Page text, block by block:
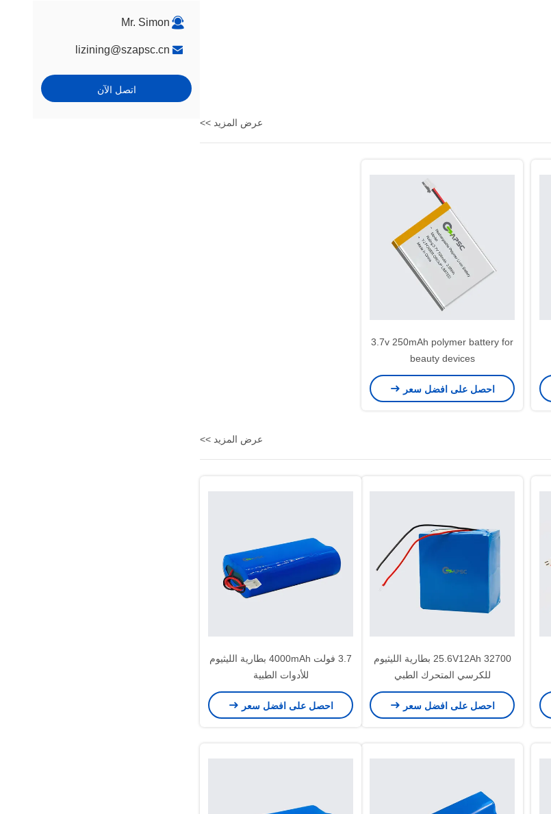
Mr. Simon
lizining@szapsc.cn
اتصل الآن
عرض المزيد >>
3.7v 250mAh polymer battery for
beauty devices
احصل على افضل سعر
عرض المزيد >>
25.6V12Ah 32700 بطارية الليثيوم
للكرسي المتحرك الطبي
احصل على افضل سعر
3.7 فولت 4000mAh بطارية الليثيوم
للأدوات الطبية
احصل على افضل سعر